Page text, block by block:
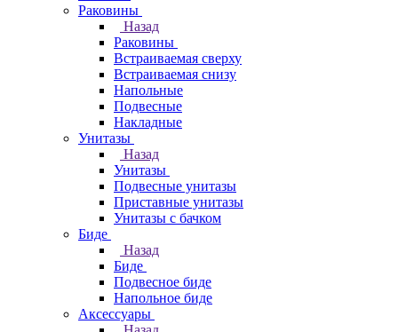
Раковины
Назад
Раковины
Встраиваемая сверху
Встраиваемая снизу
Напольные
Подвесные
Накладные
Унитазы
Назад
Унитазы
Подвесные унитазы
Приставные унитазы
Унитазы с бачком
Биде
Назад
Биде
Подвесное биде
Напольное биде
Аксессуары